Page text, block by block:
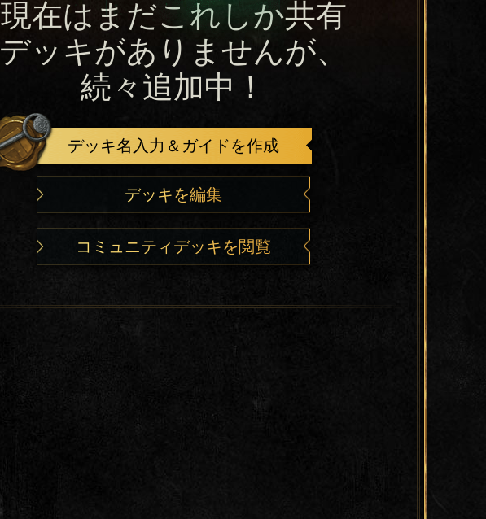
現在はまだこれしか共有
デッキがありませんが、
続々追加中！
デッキ名入力＆ガイドを作成
デッキを編集
コミュニティデッキを閲覧